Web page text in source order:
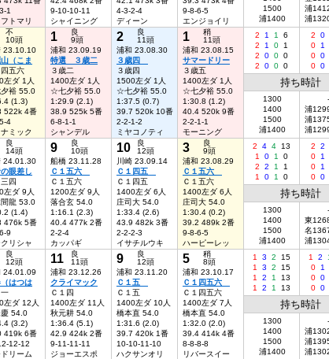
1
トマリ
9-10-10-11
シャイニング
4-3-2-4
ディーン
9-8-6-5
エンジョイリ
1500
浦1400
浦
浦
不
10頭
23.10.10
（こま
四五六
左ダ 1人
裕 55.0
(1.3)
522k 4番
4
ミック
1
良
9頭
浦和 23.09.19
特選 ３歳二
３歳二
1400左ダ 1人
☆七夕裕 55.0
1:29.9 (2.1)
38.9 525k 5番
6-8-1-1
シャンデル
2
良
11頭
浦和 23.08.30
３歳四
３歳四
1500左ダ 1人
☆七夕裕 55.0
1:37.5 (0.7)
39.7 520k 10番
2-2-1-2
ミヤコノティ
1
稍
11頭
浦和 23.08.15
サマードリー
３歳五
1400左ダ 1人
☆七夕裕 55.0
1:30.8 (1.2)
40.4 520k 9番
2-2-1-1
モーニング
2 1 1
6
2
1 0
1
2
0 0 0
2
0 0 0
2 0
0
1
0 0
0 0
持ち時計
1300
1400
1500
浦1400
-
浦
浦
浦
良
14頭
24.01.30
眼差し
四
左ダ 9人
龍 53.0
(1.4)
476k 5番
9
リシャ
9
良
10頭
船橋 23.11.28
Ｃ１五六
Ｃ１五六
1200左ダ 9人
落合玄 54.0
1:16.1 (2.3)
40.4 477k 2番
2-2-4
カッパギ
10
良
12頭
川崎 23.09.14
Ｃ１四五
Ｃ１四五
1400左ダ 6人
庄司大 54.0
1:33.4 (2.6)
43.9 482k 3番
2-2-2-3
イサチルウキ
3
良
9頭
浦和 23.08.29
Ｃ１五六
Ｃ１五六
1400左ダ 6人
庄司大 54.0
1:30.4 (0.2)
39.2 489k 2番
9-8-6-5
ハーピーレッ
2 4 4
13
1
0 1
0
2
2 1
1
1
0 1 0
2 2
0
1
0
1
0 0
持ち時計
1300
1400
1500
浦1400
-
東
名
浦
良
12頭
24.01.09
はつは
一
左ダ 12人
54.0
(3.2)
419k 6番
12-12
リーム
11
良
11頭
浦和 23.12.26
クライマック
Ｃ１四
1400左ダ 11人
秋元耕 54.0
1:36.4 (5.1)
42.9 424k 2番
9-11-11-11
ジョーエスポ
9
良
12頭
浦和 23.11.20
Ｃ１五
Ｃ１五
1400左ダ 10人
橋本直 54.0
1:31.6 (2.0)
39.7 420k 1番
10-10-11-10
ハクサンオリ
5
稍
8頭
浦和 23.10.17
Ｃ１四五六
Ｃ１四五六
1400左ダ 7人
橋本直 54.0
1:32.0 (2.0)
39.4 414k 4番
8-8-8-8
リバースイー
1 3 2
15
1
3 2
15
1
2 1
13
1
2 1 13
1 2
0
1
0 0
0 0
持ち時計
1300
1400
1500
浦1400
-
浦
浦
浦